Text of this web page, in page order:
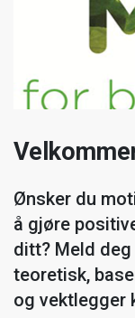
Ønsker du
å gjøre
ditt? Meld
teoretisk,
og vektlegger